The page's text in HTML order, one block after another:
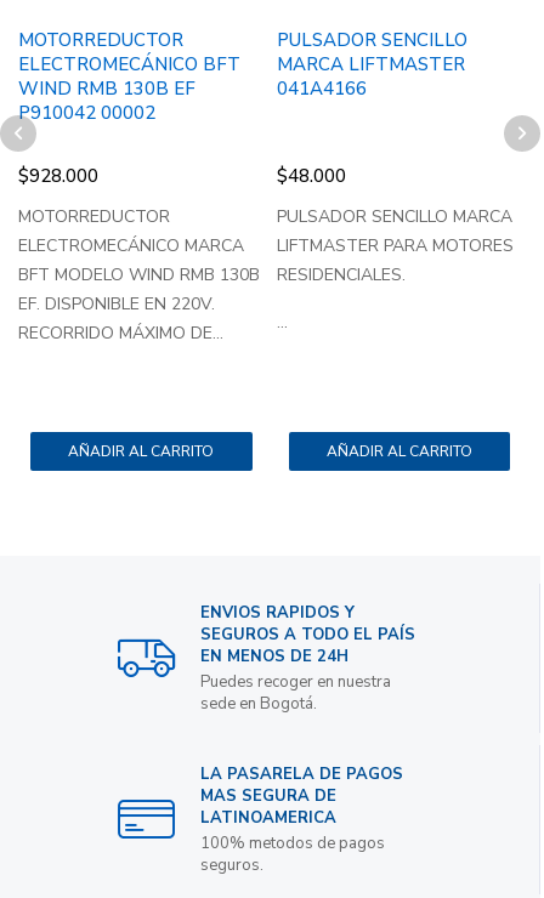
MOTORREDUCTOR
ELECTROMECÁNICO BFT
WIND RMB 130B EF
P910042 00002
$928.000
MOTORREDUCTOR
ELECTROMECÁNICO MARCA
BFT MODELO WIND RMB 130B
EF. DISPONIBLE EN 220V.
RECORRIDO MÁXIMO DE...
AÑADIR AL CARRITO
PULSADOR SENCILLO
MARCA LIFTMASTER
041A4166
$48.000
PULSADOR SENCILLO MARCA
LIFTMASTER PARA MOTORES
RESIDENCIALES.
...
AÑADIR AL CARRITO
ENVIOS RAPIDOS Y
SEGUROS A TODO EL PAÍS
EN MENOS DE 24H
Puedes recoger en nuestra
sede en Bogotá.
LA PASARELA DE PAGOS
MAS SEGURA DE
LATINOAMERICA
100% metodos de pagos
seguros.